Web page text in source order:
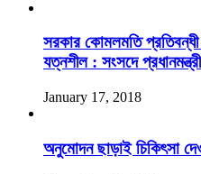
সরকার কোমলমতি
যত্নশীল : সংসদে প্রধানমন্ত্রী
January 17, 2018
অনুমোদন ছাড়াই চিকিৎসা